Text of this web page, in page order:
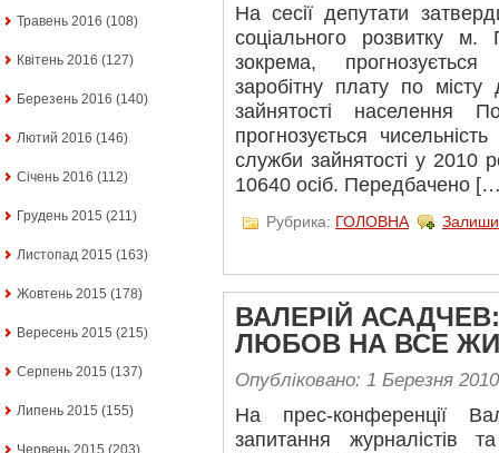
Травень 2016 (108)
Квітень 2016 (127)
Березень 2016 (140)
Лютий 2016 (146)
Січень 2016 (112)
Грудень 2015 (211)
Листопад 2015 (163)
Жовтень 2015 (178)
Вересень 2015 (215)
Серпень 2015 (137)
Липень 2015 (155)
Червень 2015 (203)
На сесії депутати
соціального розвитку
зокрема, прогнозується
заробітну плату по
зайнятості населення
прогнозується
служби зайнятості у 2010
10640 осіб. Передбачено
Рубрика: ГОЛОВНА
ВАЛЕРІЙ
ЛЮБОВ НА ВСЕ
Опубліковано: 1 Березня 2010
На прес-конференції
запитання журналістів